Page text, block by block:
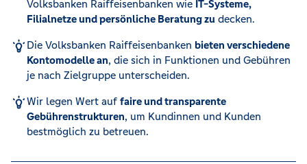
Volksbanken Raiffeisenbanken wie IT-Systeme,
Filialnetze und persönliche Beratung zu decken.
Die Volksbanken Raiffeisenbanken bieten verschiedene
Kontomodelle an, die sich in Funktionen und Gebühren
je nach Zielgruppe unterscheiden.
Wir legen Wert auf faire und transparente
Gebührenstrukturen, um Kundinnen und Kunden
bestmöglich zu betreuen.